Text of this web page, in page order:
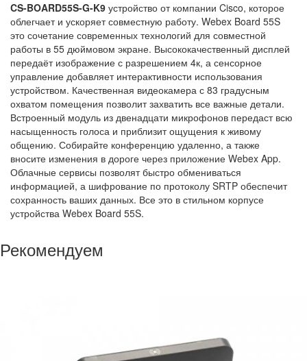
CS-BOARD55S-G-K9 устройство от компании Cisco, которое
облегчает и ускоряет совместную работу. Webex Board 55S
это сочетание современных технологий для совместной
работы в 55 дюймовом экране. Высококачественный дисплей
передаёт изображение с разрешением 4к, а сенсорное
управление добавляет интерактивности использования
устройством. Качественная видеокамера с 83 градусным
охватом помещения позволит захватить все важные детали.
Встроенный модуль из двенадцати микрофонов передаст всю
насыщенность голоса и приблизит ощущения к живому
общению. Собирайте конференцию удаленно, а также
вносите изменения в дороге через приложение Webex App.
Облачные сервисы позволят быстро обмениваться
информацией, а шифрование по протоколу SRTP обеспечит
сохранность ваших данных. Все это в стильном корпусе
устройства Webex Board 55S.
Рекомендуем